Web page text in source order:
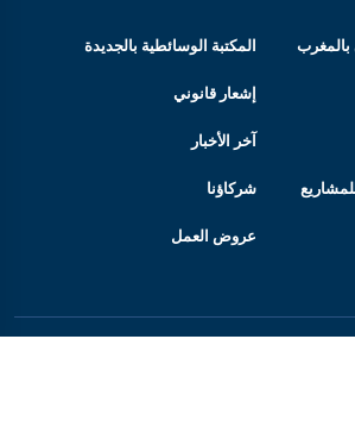
بالمغرب المكتبة الوسائطية بالجديدة
إشعار قانوني
آخر الأخبار
شركاؤنا
عروض العمل